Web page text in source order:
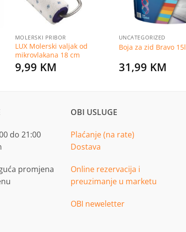
MOLERSKI PRIBOR
LUX Molerski valjak od
mikrovlakana 18 cm
9,99 KM
UNCATEGORIZED
Boja za zid Bravo 15l
31,99 KM
do 21:00
promjena
OBI USLUGE
Plaćanje (na rate)
Dostava
Online rezervacija i
preuzimanje u marketu
OBI neweletter